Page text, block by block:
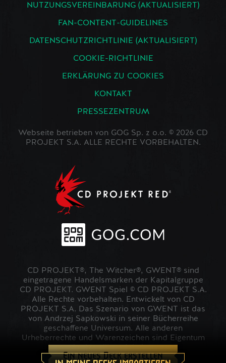
Ein neues Deck erstellen
NUTZUNGSVEREINBARUNG (AKTUALISIERT)
FAN-CONTENT-GUIDELINES
DATENSCHUTZRICHTLINIE (AKTUALISIERT)
COOKIE-RICHTLINIE
ERKLÄRUNG ZU COOKIES
KONTAKT
PRESSEZENTRUM
Webseite betrieben von GOG Sp. z o.o. © 2026 CD
PROJEKT S.A. ALLE RECHTE VORBEHALTEN.
CD PROJEKT®, The Witcher®, GWENT® sind
eingetragene Handelsmarken der Kapitalgruppe
CD PROJEKT. GWENT Spiel © CD PROJEKT S.A.
Alle Rechte vorbehalten. Entwickelt von CD
PROJEKT S.A. Das Szenario von GWENT ist das
von Andrzej Sapkowski in seiner Bücherreihe
geschaffene Universum. Alle anderen
Urheberrechte und Warenzeichen sind Eigentum
der jeweiligen Inhaber.